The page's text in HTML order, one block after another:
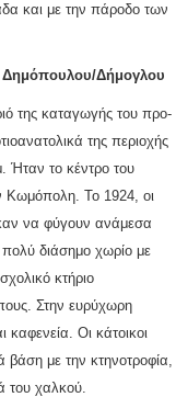
και με την πάροδο των
Δημόπουλου/Δήμογλου
της καταγωγής του προ-
της περιοχής
Ήταν το κέντρο του
Κωμόπολη. Το 1924, οι
να φύγουν ανάμεσα
διάσημο χωρίο με
κτήριο
Στην ευρύχωρη
Οι κάτοικοι
βάση με την κτηνοτροφία,
του χαλκού.